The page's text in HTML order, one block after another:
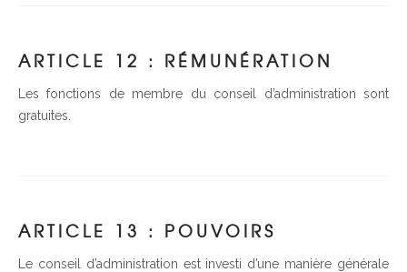
ARTICLE 12 : RÉMUNÉRATION
Les fonctions de membre du conseil d’administration sont
gratuites.
ARTICLE 13 : POUVOIRS
Le conseil d’administration est investi d’une manière générale